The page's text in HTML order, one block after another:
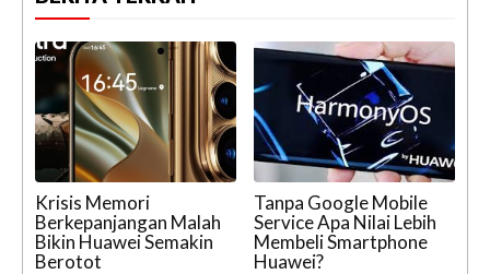
Krisis Memori
Berkepanjangan Malah
Bikin Huawei Semakin
Berotot
Tanpa Google Mobile
Service Apa Nilai Lebih
Membeli Smartphone
Huawei?